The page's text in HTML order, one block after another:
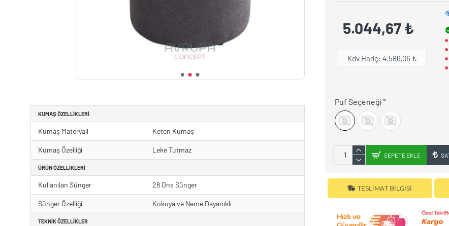
KUMAŞ ÖZELLIKLERI
Kumaş Materyali Keten Kumaş
Kumaş Özelliği Leke Tutmaz
ÜRÜN ÖZELLIKLERI
Kullanılan Sünger 28 Dns Sünger
Sünger Özelliği Kokuya ve Neme Dayanıklı
TEKNIK ÖZELLIKLER
5.044,67 ₺
Kdv Hariç: 4.586,06 ₺
Puf Seçeneği
SEPETE EKLE
TESLIMAT BILGISI